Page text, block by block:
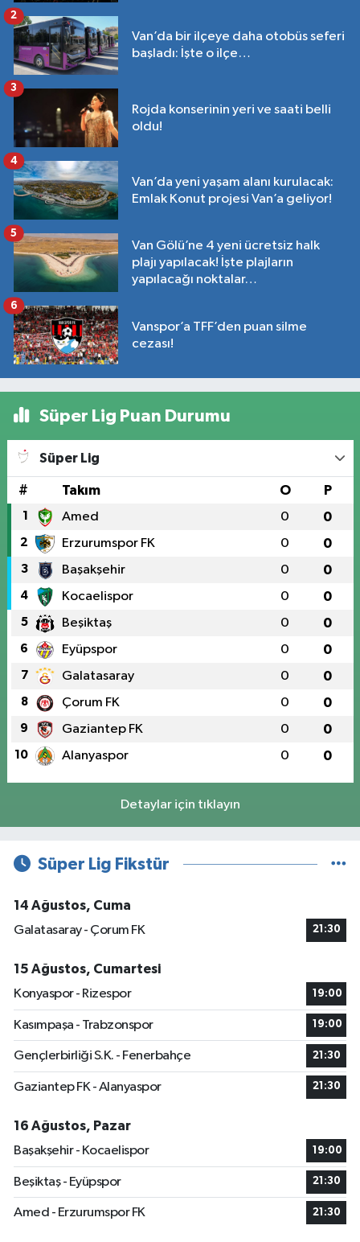
Van’da bir ilçeye daha otobüs seferi
başladı: İşte o ilçe…
2
Rojda konserinin yeri ve saati belli
oldu!
3
Van’da yeni yaşam alanı kurulacak:
Emlak Konut projesi Van’a geliyor!
4
Van Gölü’ne 4 yeni ücretsiz halk
plajı yapılacak! İşte plajların
yapılacağı noktalar…
5
Vanspor’a TFF’den puan silme
cezası!
6
Süper Lig Puan Durumu
Süper Lig
# Takım O P
1 Amed 0 0
2 Erzurumspor FK 0 0
3 Başakşehir 0 0
4 Kocaelispor 0 0
5 Beşiktaş 0 0
6 Eyüpspor 0 0
7 Galatasaray 0 0
8 Çorum FK 0 0
9 Gaziantep FK 0 0
10 Alanyaspor 0 0
Detaylar için tıklayın
Süper Lig Fikstür
14 Ağustos, Cuma
Galatasaray - Çorum FK
21:30
15 Ağustos, Cumartesi
Konyaspor - Rizespor
19:00
Kasımpaşa - Trabzonspor 19:00
Gençlerbirliği S.K. - Fenerbahçe 21:30
Gaziantep FK - Alanyaspor 21:30
16 Ağustos, Pazar
Başakşehir - Kocaelispor
19:00
Beşiktaş - Eyüpspor 21:30
Amed - Erzurumspor FK 21:30